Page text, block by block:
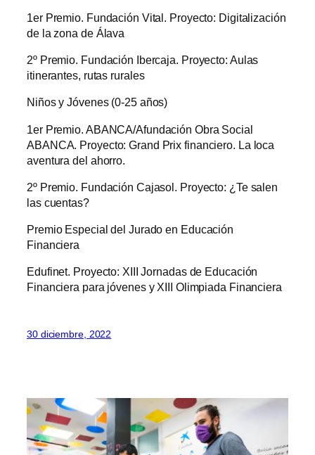
1er Premio. Fundación Vital. Proyecto: Digitalización
de la zona de Álava
2º Premio. Fundación Ibercaja. Proyecto: Aulas
itinerantes, rutas rurales
Niños y Jóvenes (0-25 años)
1er Premio. ABANCA/Afundación Obra Social
ABANCA. Proyecto: Grand Prix financiero. La loca
aventura del ahorro.
2º Premio. Fundación Cajasol. Proyecto: ¿Te salen
las cuentas?
Premio Especial del Jurado en Educación
Financiera
Edufinet. Proyecto: XIII Jornadas de Educación
Financiera para jóvenes y XIII Olimpiada Financiera
30 diciembre, 2022